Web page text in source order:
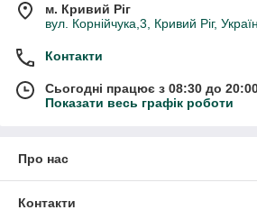
м. Кривий Ріг
вул. Корнійчука,3, Кривий Ріг,
Контакти
Сьогодні працює з 08:30 до
Показати весь графік роботи
Про нас
Контакти